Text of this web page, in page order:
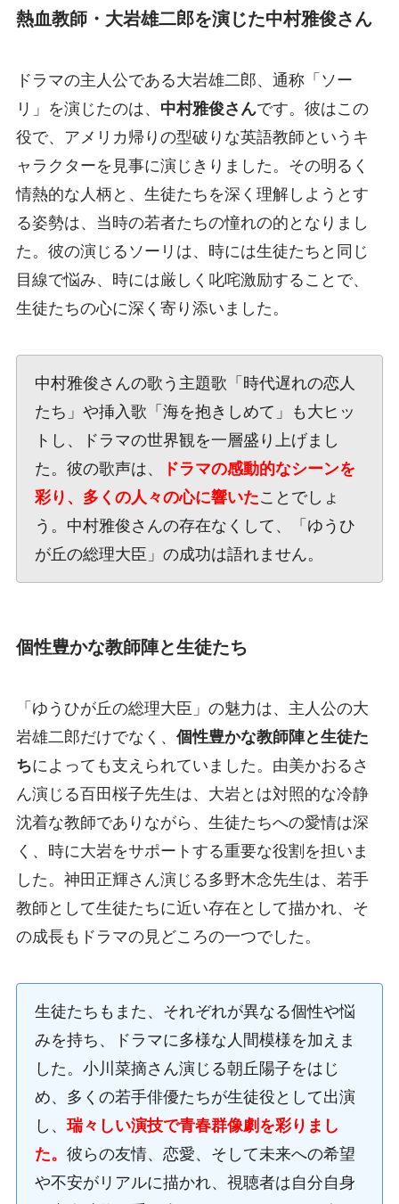
熱血教師・大岩雄二郎を演じた中村雅俊さん
ドラマの主人公である大岩雄二郎、通称「ソー
リ」を演じたのは、 中村雅俊さんです。彼はこの
役で、アメリカ帰りの型破りな英語教師というキ
ャラクターを見事に演じきりました。その明るく
情熱的な人柄と、生徒たちを深く理解しようとす
る姿勢は、当時の若者たちの憧れの的となりまし
た。彼の演じるソーリは、時には生徒たちと同じ
目線で悩み、時には厳しく叱咤激励することで、
生徒たちの心に深く寄り添いました。
中村雅俊さんの歌う主題歌「時代遅れの恋人
たち」や挿入歌「海を抱きしめて」も大ヒッ
トし、ドラマの世界観を一層盛り上げまし
た。彼の歌声は、
ドラマの感動的なシーンを
彩り、多くの人々の心に響いたことでしょ
う。中村雅俊さんの存在なくして、「ゆうひ
が丘の総理大臣」の成功は語れません。
個性豊かな教師陣と生徒たち
「ゆうひが丘の総理大臣」の魅力は、主人公の大
岩雄二郎だけでなく、 個性豊かな教師陣と生徒た
ちによっても支えられていました。由美かおるさ
ん演じる百田桜子先生は、大岩とは対照的な冷静
沈着な教師でありながら、生徒たちへの愛情は深
く、時に大岩をサポートする重要な役割を担いま
した。神田正輝さん演じる多野木念先生は、若手
教師として生徒たちに近い存在として描かれ、そ
の成長もドラマの見どころの一つでした。
生徒たちもまた、それぞれが異なる個性や悩
みを持ち、ドラマに多様な人間模様を加えま
した。小川菜摘さん演じる朝丘陽子をはじ
め、多くの若手俳優たちが生徒役として出演
し、 瑞々しい演技で青春群像劇を彩りまし
た。 彼らの友情、恋愛、そして未来への希望
や不安がリアルに描かれ、視聴者は自分自身